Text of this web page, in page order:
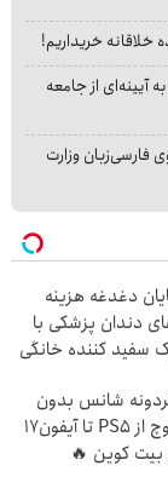
خلاقانه خریداریم!
آیینه‌ای از جامعه
فارسی‌زبان وزارت
دغدغه هزینه
دندان پزشکی با
سفید کننده خانگی
شانس بدون
پوچ از PS5 تا آیفون17
بیت کوین 🔥